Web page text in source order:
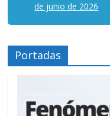
de junio de 2026
Portadas